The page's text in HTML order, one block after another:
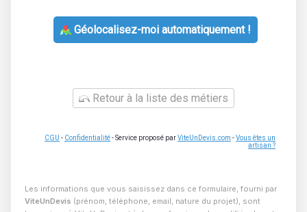
Géolocalisez-moi automatiquement !
Retour à la liste des métiers
CGU - Confidentialité- Service proposé parViteUnDevis.com -Vous êtes un
artisan ?
Les informations que vous saisissez dans ce formulaire, fourni par
ViteUnDevis (prénom, téléphone, email, nature du projet), sont